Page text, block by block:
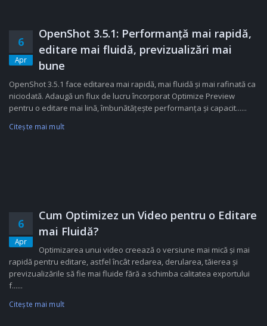
6
Apr
OpenShot 3.5.1: Performanță mai rapidă,
editare mai fluidă, previzualizări mai
bune
OpenShot 3.5.1 face editarea mai rapidă, mai fluidă și mai rafinată ca
niciodată. Adaugă un flux de lucru încorporat Optimize Preview
pentru o editare mai lină, îmbunătățește performanța și capacit......
Citeşte mai mult
6
Apr
Cum Optimizez un Video pentru o Editare
mai Fluidă?
Optimizarea unui video creează o versiune mai mică și mai
rapidă pentru editare, astfel încât redarea, derularea, tăierea și
previzualizările să fie mai fluide fără a schimba calitatea exportului
f......
Citeşte mai mult